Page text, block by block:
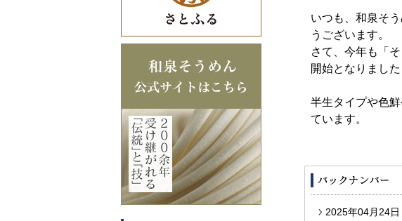
いつも、和泉そ
うございます。
さて、今年も「
開始となりました
半生タイプや色
ています。
2025年04月24日